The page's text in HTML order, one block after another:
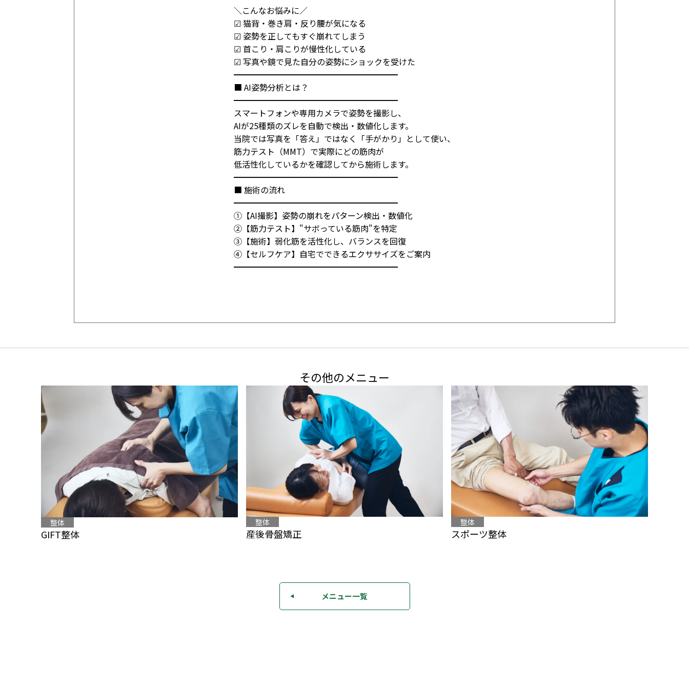
＼こんなお悩みに／
☑ 猫背・巻き肩・反り腰が気になる
☑ 姿勢を正してもすぐ崩れてしまう
☑ 首こり・肩こりが慢性化している
☑ 写真や鏡で見た自分の姿勢にショックを受けた
━━━━━━━━━━━━━━━━━━━━
■ AI姿勢分析とは？
━━━━━━━━━━━━━━━━━━━━
スマートフォンや専用カメラで姿勢を撮影し、
AIが25種類のズレを自動で検出・数値化します。
当院では写真を「答え」ではなく「手がかり」として使い、
筋力テスト（MMT）で実際にどの筋肉が
低活性化しているかを確認してから施術します。
━━━━━━━━━━━━━━━━━━━━
■ 施術の流れ
━━━━━━━━━━━━━━━━━━━━
①【AI撮影】姿勢の崩れをパターン検出・数値化
②【筋力テスト】"サボっている筋肉"を特定
③【施術】弱化筋を活性化し、バランスを回復
④【セルフケア】自宅でできるエクササイズをご案内
━━━━━━━━━━━━━━━━━━━━
その他のメニュー
整体
GIFT整体
整体
産後骨盤矯正
整体
スポーツ整体
◀ メニュー一覧